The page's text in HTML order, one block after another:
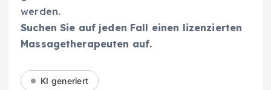
werden.
Suchen Sie auf jeden Fall einen lizenzierten
Massagetherapeuten auf.
KI generiert